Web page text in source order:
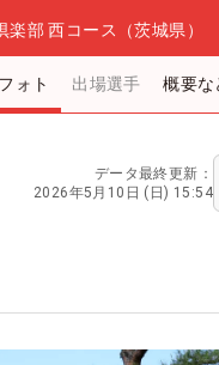
楽部 西コース（茨城県）
ォト 出場選手 概要な
データ最終更新：
2026年5月10日 (日) 15:54